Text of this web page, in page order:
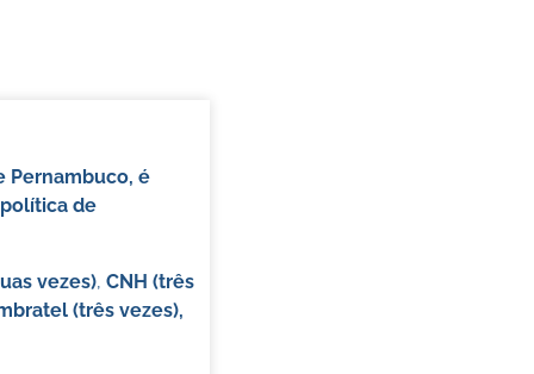
Pernambuco, é
de
vezes), CNH (três
(três vezes),